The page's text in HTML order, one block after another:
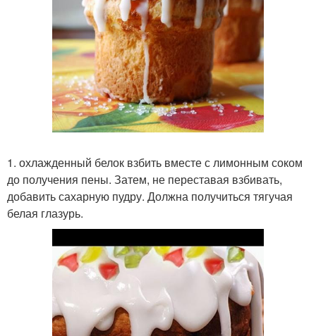
1. охлажденный белок взбить вместе с лимонным соком
до получения пены. Затем, не переставая взбивать,
добавить сахарную пудру. Должна получиться тягучая
белая глазурь.